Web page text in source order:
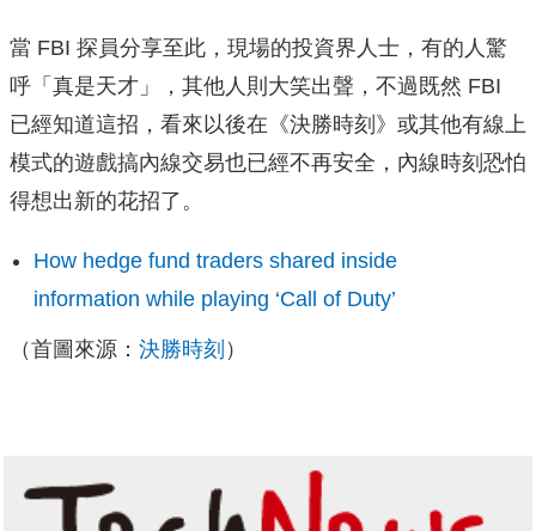
當 FBI 探員分享至此，現場的投資界人士，有的人驚
呼「真是天才」，其他人則大笑出聲，不過既然 FBI
已經知道這招，看來以後在《決勝時刻》或其他有線上
模式的遊戲搞內線交易也已經不再安全，內線時刻恐怕
得想出新的花招了。
How hedge fund traders shared inside
information while playing ‘Call of Duty’
（首圖來源： 決勝時刻 ）